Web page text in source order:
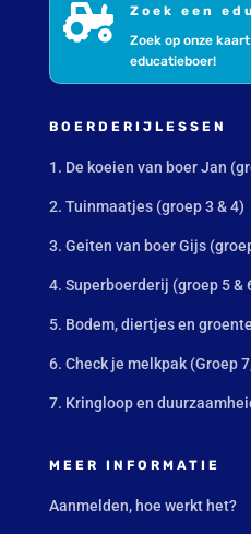

Zoek een
Zoek op onze
educatieboer!
BOERDERIJLESSEN
1. De koeien van boer Jan
2. Tuinmaatjes (groep 3 & 4)
3. Geiten van boer Gijs
4. Superboerderij (groep 5 &
5. Bodem, diertjes en
6. Check je melkpak (Groep
7. Kringloop en
MEER INFORMATIE
Aanmelden, hoe werkt het?